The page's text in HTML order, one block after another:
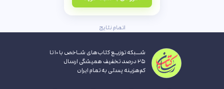
اتمام نتایج
شــبکه توزیـع کتاب‌های شـاخص با ۱۰ تا
۲۵ درصد تخفیف همیشگی ارسال
کم‌هزینه پستی به تمام ایران